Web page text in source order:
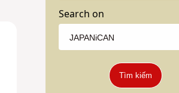
Search on
Tìm kiếm